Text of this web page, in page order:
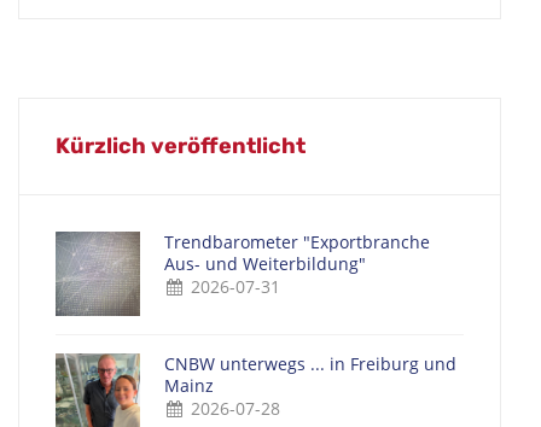
Kürzlich veröffentlicht
Trendbarometer "Exportbranche
Aus- und Weiterbildung"
2026-07-31
CNBW unterwegs ... in Freiburg und
Mainz
2026-07-28